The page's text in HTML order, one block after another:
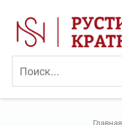
контенту
Главная